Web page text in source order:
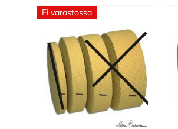
Ei varastossa